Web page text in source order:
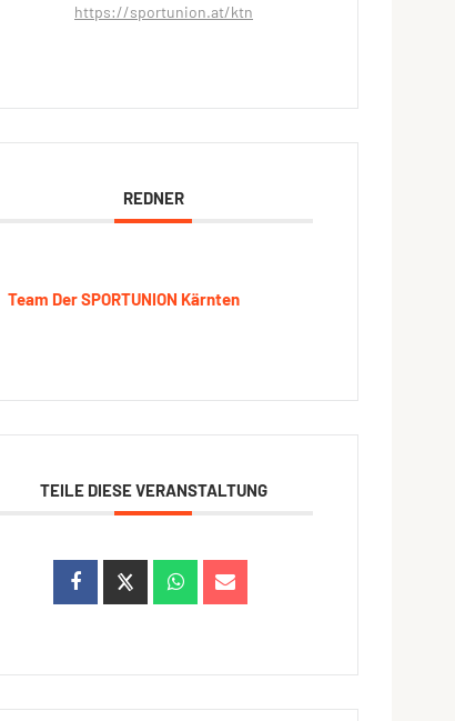
https://sportunion.at/ktn
REDNER
Team Der SPORTUNION Kärnten
TEILE DIESE VERANSTALTUNG